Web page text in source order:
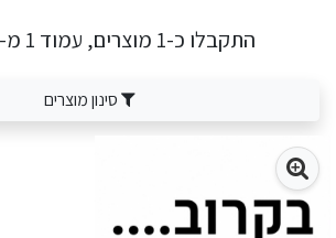
התקבלו כ-1 מוצרים, עמוד 1 מ-1 עמודים
סינון מוצרים